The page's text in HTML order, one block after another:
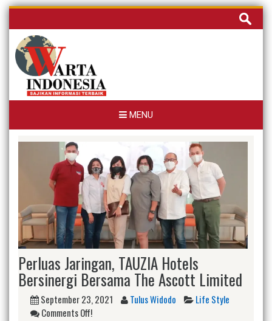
Skip
content
Cari
untuk:
MENU
Perluas Jaringan, TAUZIA Hotels
Bersinergi Bersama The Ascott Limited
September 23, 2021 Tulus Widodo
Life Style
Comments Off!